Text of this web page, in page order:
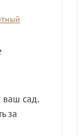
ваш сад.
за